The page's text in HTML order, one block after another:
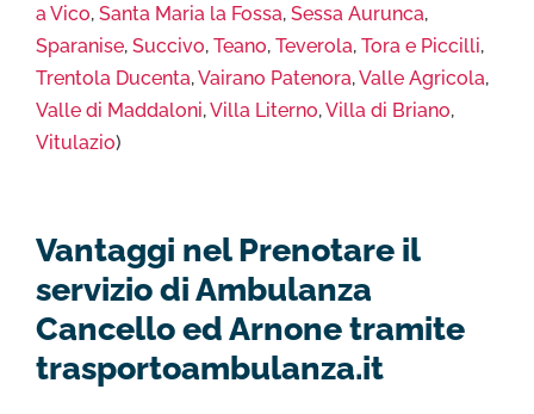
a Vico, Santa Maria la Fossa, Sessa Aurunca,
Sparanise, Succivo, Teano, Teverola, Tora e Piccilli,
Trentola Ducenta,Vairano Patenora,Valle Agricola,
Valle di Maddaloni,Villa Literno,Villa di Briano,
Vitulazio)
Vantaggi nel Prenotare il
servizio di Ambulanza
Cancello ed Arnone tramite
trasportoambulanza.it